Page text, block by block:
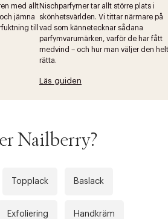
med allt
jämna
till
Nischparfymer tar allt större plats i
skönhetsvärlden. Vi tittar närmare på
vad som kännetecknar sådana
parfymvarumärken, varför de har fått
medvind – och hur man väljer den helt
rätta.
Läs guiden
Nailberry?
Topplack Baslack
Exfoliering Handkräm